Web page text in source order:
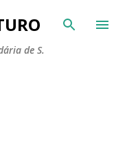
principal
de S.